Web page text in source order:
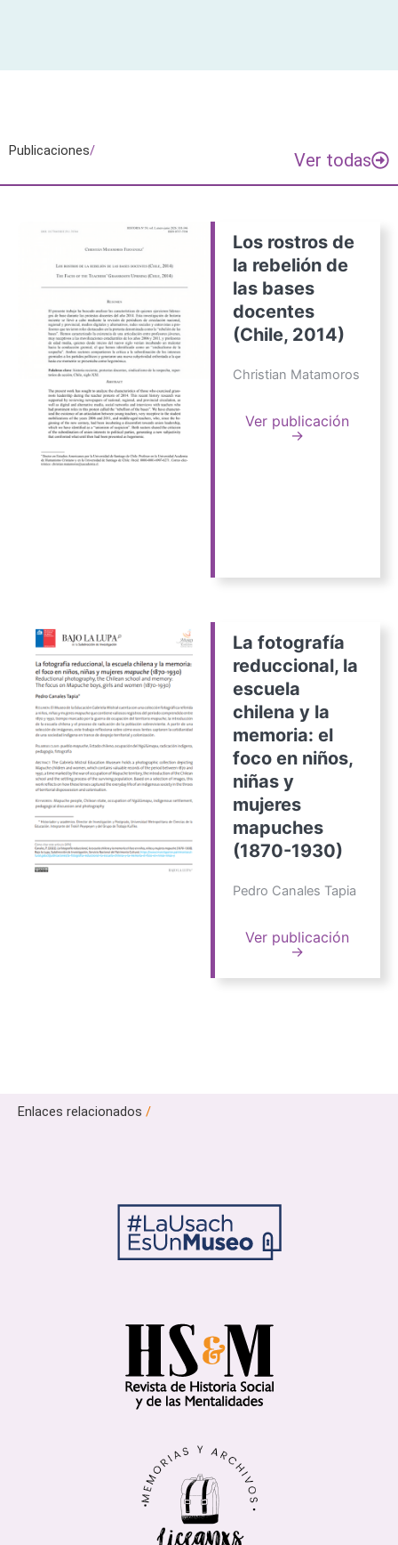
Publicaciones/ Ver todas
Los rostros de
la rebelión de
las bases
docentes
(Chile, 2014)
Christian Matamoros
Ver publicación
→
La fotografía
reduccional, la
escuela
chilena y la
memoria: el
foco en niños,
niñas y
mujeres
mapuches
(1870-1930)
Pedro Canales Tapia
Ver publicación
→
Enlaces relacionados /